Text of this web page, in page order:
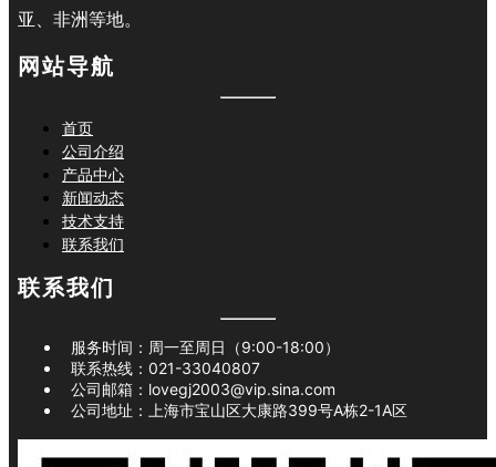
亚、非洲等地。
网站导航
首页
公司介绍
产品中心
新闻动态
技术支持
联系我们
联系我们
服务时间：周一至周日（9:00-18:00）
联系热线： 021-33040807
公司邮箱： lovegj2003@vip.sina.com
公司地址： 上海市宝山区大康路399号A栋2-1A区